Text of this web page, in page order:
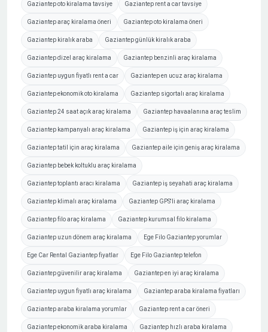
Gaziantep oto kiralama tavsiye Gaziantep rent a car tavsiye
Gaziantep araç kiralama öneri Gaziantep oto kiralama öneri
Gaziantep kiralık araba Gaziantep günlük kiralık araba
Gaziantep dizel araç kiralama Gaziantep benzinli araç kiralama
Gaziantep uygun fiyatlı rent a car Gaziantep en ucuz araç kiralama
Gaziantep ekonomik oto kiralama Gaziantep sigortalı araç kiralama
Gaziantep 24 saat açık araç kiralama Gaziantep havaalanına araç teslim
Gaziantep kampanyalı araç kiralama Gaziantep iş için araç kiralama
Gaziantep tatil için araç kiralama Gaziantep aile için geniş araç kiralama
Gaziantep bebek koltuklu araç kiralama
Gaziantep toplantı aracı kiralama Gaziantep iş seyahati araç kiralama
Gaziantep klimalı araç kiralama Gaziantep GPS'li araç kiralama
Gaziantep filo araç kiralama Gaziantep kurumsal filo kiralama
Gaziantep uzun dönem araç kiralama Ege Filo Gaziantep yorumlar
Ege Car Rental Gaziantep fiyatlar Ege Filo Gaziantep telefon
Gaziantep güvenilir araç kiralama Gaziantep en iyi araç kiralama
Gaziantep uygun fiyatlı araç kiralama Gaziantep araba kiralama fiyatları
Gaziantep araba kiralama yorumlar Gaziantep rent a car öneri
Gaziantep ekonomik araba kiralama Gaziantep hızlı araba kiralama